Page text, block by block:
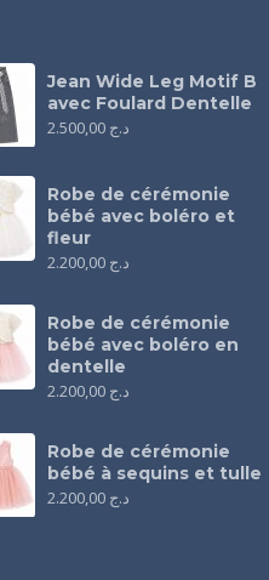
Jean Wide Leg Motif B
avec Foulard Dentelle
د.ج
Robe de cérémonie
bébé avec boléro et
fleur
د.ج
Robe de cérémonie
bébé avec boléro en
dentelle
د.ج
Robe de cérémonie
bébé à sequins et tulle
د.ج